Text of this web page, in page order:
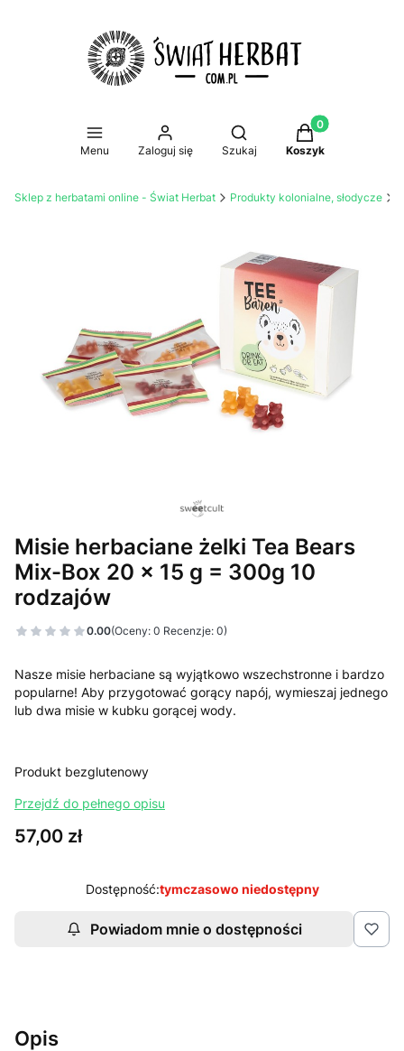
Menu Zaloguj się
Otwórz wyszukiwarkę
Szukaj
Produkty w
Koszyk
Sklep z herbatami online - Świat Herbat Produkty kolonialne, słodycze
Misie herbaciane żelki Tea Bears
Mix-Box 20 x 15 g = 300g 10
rodzajów
0.00(Oceny: 0 Recenzje: 0)
Nasze misie herbaciane są wyjątkowo wszechstronne i bardzo
popularne! Aby przygotować gorący napój, wymieszaj jednego
lub dwa misie w kubku gorącej wody.
Produkt bezglutenowy
Przejdź do pełnego opisu
Cena
57,00 zł
Dostępność:tymczasowo niedostępny
Powiadom mnie o dostępności
Opis